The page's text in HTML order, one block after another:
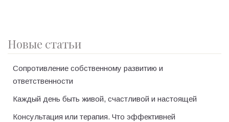
Новые статьи
Сопротивление собственному развитию и
ответственности
Каждый день быть живой, счастливой и настоящей
Консультация или терапия. Что эффективней